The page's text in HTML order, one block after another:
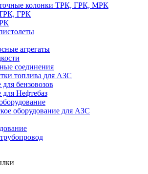
колонки ТРК, ГРК, МРК
ТРК, ГРК
агрегаты
соединения
топлива для АЗС
бензовозов
Нефтебаз
оборудование для АЗС